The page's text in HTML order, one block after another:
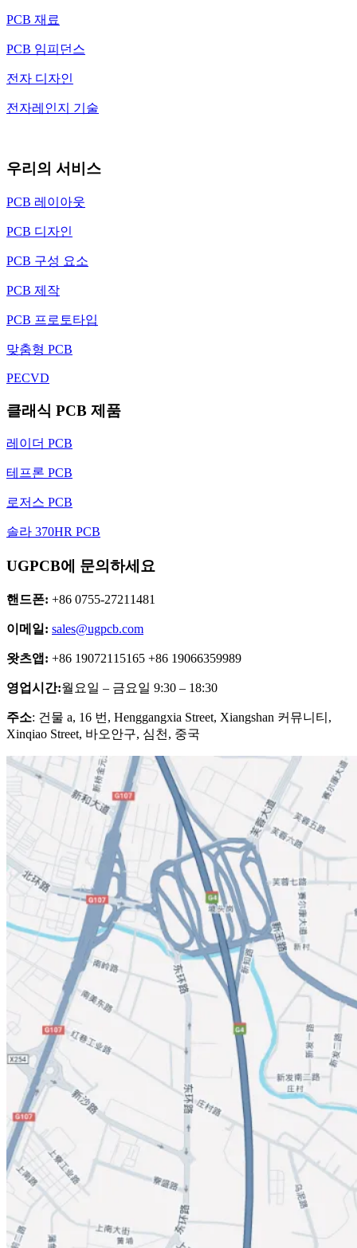
PCB 재료
PCB 임피던스
전자 디자인
전자레인지 기술
우리의 서비스
PCB 레이아웃
PCB 디자인
PCB 구성 요소
PCB 제작
PCB 프로토타입
맞춤형 PCB
PECVD
클래식 PCB 제품
레이더 PCB
테프론 PCB
로저스 PCB
솔라 370HR PCB
UGPCB에 문의하세요
핸드폰: +86 0755-27211481
이메일: sales@ugpcb.com
왓츠앱: +86 19072115165 +86 19066359989
영업시간:월요일 – 금요일 9:30 – 18:30
주소: 건물 a, 16 번, Henggangxia Street, Xiangshan 커뮤니티,
Xinqiao Street, 바오안구, 심천, 중국